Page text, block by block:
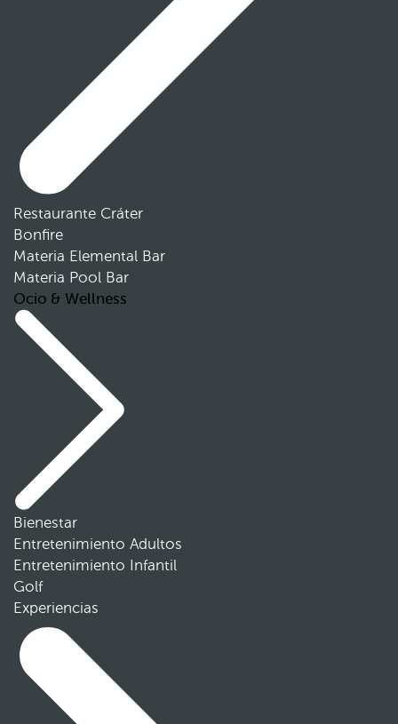
Restaurante Cráter
Bonfire
Materia Elemental Bar
Materia Pool Bar
Ocio & Wellness
Bienestar
Entretenimiento Adultos
Entretenimiento Infantil
Golf
Experiencias